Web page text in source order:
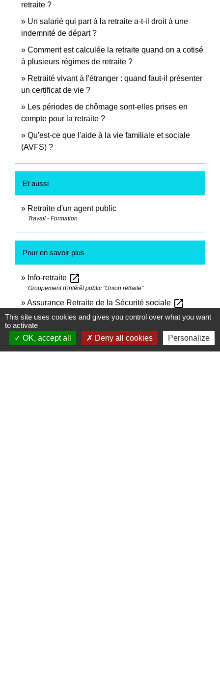
retraite ?
Un salarié qui part à la retraite a-t-il droit à une
indemnité de départ ?
Comment est calculée la retraite quand on a cotisé
à plusieurs régimes de retraite ?
Retraité vivant à l'étranger : quand faut-il présenter
un certificat de vie ?
Les périodes de chômage sont-elles prises en
compte pour la retraite ?
Qu'est-ce que l'aide à la vie familiale et sociale
(AVFS) ?
Et aussi
Retraite d'un agent public
Travail - Formation
Pour en savoir plus
Info-retraite open_in_new
Groupement d'intérêt public "Union retraite"
Assurance Retraite de la Sécurité sociale open_in_new
Caisse nationale d'assurance vieillesse
Agirc-Arrco open_in_new
Fédération Agirc-Arrco
This site uses cookies and gives you control over what you want
to activate
OK, accept all
Deny all cookies Personalize